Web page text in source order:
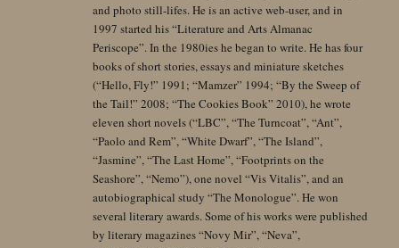
and photo still-lifes. He is an active web-user, and in
1997 started his “Literature and Arts Almanac
Periscope”. In the 1980ies he began to write. He has four
books of short stories, essays and miniature sketches
(“Hello, Fly!” 1991; “Mamzer” 1994; “By the Sweep of
the Tail!” 2008; “The Cookies Book” 2010), he wrote
eleven short novels (“LBC”, “The Turncoat”, “Ant”,
“Paolo and Rem”, “White Dwarf”, “The Island”,
“Jasmine”, “The Last Home”, “Footprints on the
Seashore”, “Nemo”), one novel “Vis Vitalis”, and an
autobiographical study “The Monologue”. He won
several literary awards. Some of his works were published
by literary magazines “Novy Mir”, “Neva”,